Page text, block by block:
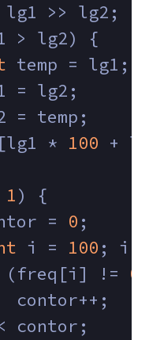
>> lg2;
> lg2) {
temp = lg1;
= lg2;
= temp;
*
100 +
1) {
= 0 ;
i = 100 ; i
(freq[i] != 0
contor++;
contor;